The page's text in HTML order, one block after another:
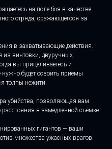
на поле боя в качестве
отряда, сражающегося за
в захватывающие действия.
из винтовки, двуручных
вы прицеливаетесь и
будет освоить приемы
толпы нежити.
убийства, позволяющая вам
в замедленной съемке.
гигантов — ваши
множества ужасных врагов.